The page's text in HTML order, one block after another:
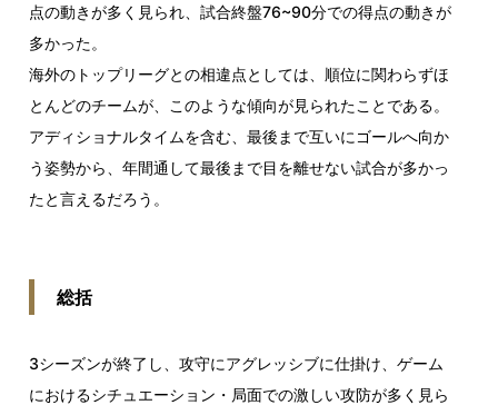
点の動きが多く見られ、試合終盤76~90分での得点の動きが
多かった。
海外のトップリーグとの相違点としては、順位に関わらずほ
とんどのチームが、このような傾向が見られたことである。
アディショナルタイムを含む、最後まで互いにゴールへ向か
う姿勢から、年間通して最後まで目を離せない試合が多かっ
たと言えるだろう。
総括
3シーズンが終了し、攻守にアグレッシブに仕掛け、ゲーム
におけるシチュエーション・局面での激しい攻防が多く見ら